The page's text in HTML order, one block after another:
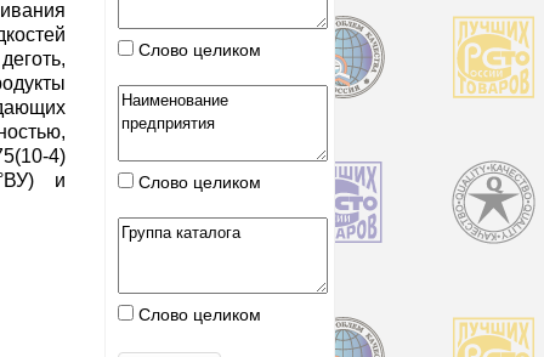
4)
и
Слово целиком
Слово целиком
Слово целиком